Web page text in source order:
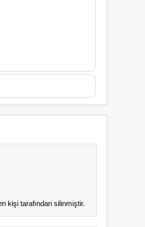
kişi tarafından silinmiştir.